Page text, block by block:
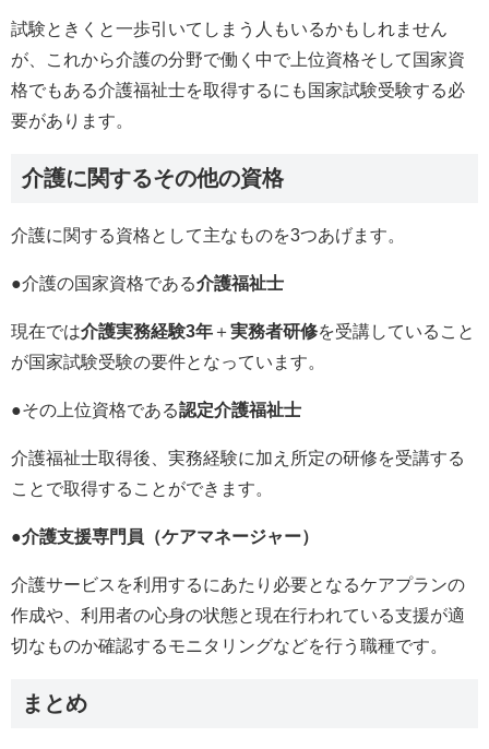
試験ときくと一歩引いてしまう人もいるかもしれません
が、これから介護の分野で働く中で上位資格そして国家資
格でもある介護福祉士を取得するにも国家試験受験する必
要があります。
介護に関するその他の資格
介護に関する資格として主なものを3つあげます。
●介護の国家資格である介護福祉士
現在では介護実務経験3年 ＋実務者研修を受講していること
が国家試験受験の要件となっています。
●その上位資格である認定介護福祉士
介護福祉士取得後、実務経験に加え所定の研修を受講する
ことで取得することができます。
●介護支援専門員（ケアマネージャー）
介護サービスを利用するにあたり必要となるケアプランの
作成や、利用者の心身の状態と現在行われている支援が適
切なものか確認するモニタリングなどを行う職種です。
まとめ